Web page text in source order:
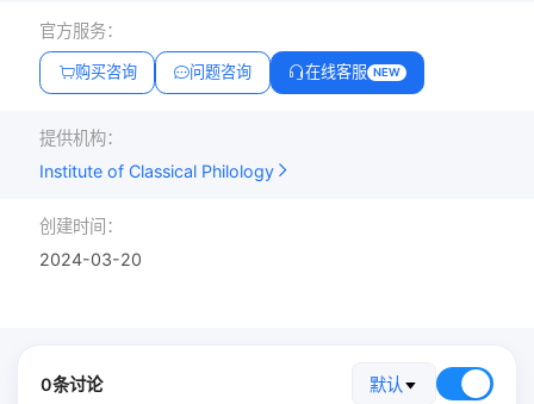
官方服务：
购买咨询 问题咨询 在线客服 NEW
提供机构：
Institute of Classical Philology
创建时间：
2024-03-20
0条讨论 默认